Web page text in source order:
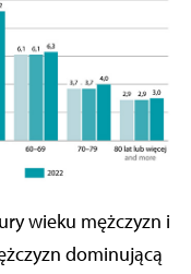
wieku mężczyzn i
dominującą